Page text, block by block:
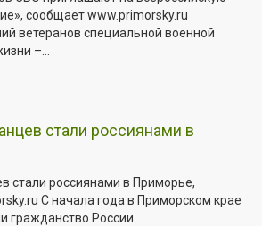
сообщает www.primorsky.ru
ветеранов специальной военной
–...
стали россиянами в
стали россиянами в Приморье,
С начала года в Приморском крае
гражданство России.